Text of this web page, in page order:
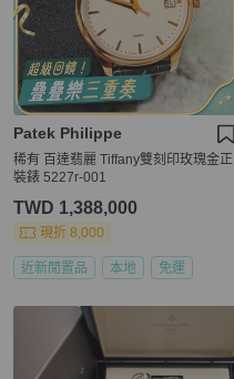
Patek Philippe
稀有 百達翡麗 Tiffany雙刻印玫瑰金正
裝錶 5227r-001
TWD 1,388,000
現折 8,000
近新閒置品 本地 免運